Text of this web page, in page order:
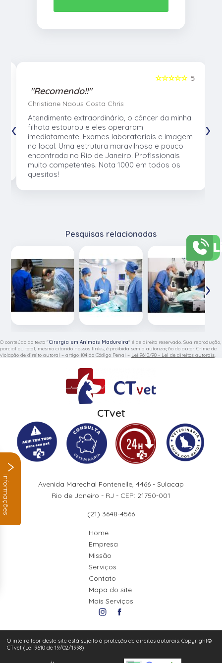
5
☆☆☆☆☆
"Recomendo!!"
Christiane Naous Costa Chris
Atendimento extraordinário, o câncer da minha
filhota estourou e eles operaram
imediatamente. Exames laboratoriais e imagem
no local. Uma estrutura maravilhosa e pouco
encontrada no Rio de Janeiro. Profissionais
muito competentes. Nota 1000 em todos os
quesitos!
‹ ›
Pesquisas relacionadas
‹ ›
O conteúdo do texto "Cirurgia em Animais Madureira" é de direito reservado. Sua reprodução,
parcial ou total, mesmo citando nossos links, é proibida sem a autorização do autor. Crime de
violação de direito autoral – artigo 184 do Código Penal – Lei 9610/98 - Lei de direitos autorais.
CTvet
Avenida Marechal Fontenelle, 4466 - Sulacap
Rio de Janeiro - RJ - CEP: 21750-001
(21) 3648-4566
Home
Empresa
Missão
Serviços
Contato
Mapa do site
Mais Serviços
O inteiro teor deste site está sujeito à proteção de direitos autorais. Copyright©
CTvet (Lei 9610 de 19/02/1998)
Informações